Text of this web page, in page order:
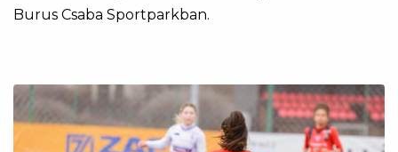
Burus Csaba Sportparkban.